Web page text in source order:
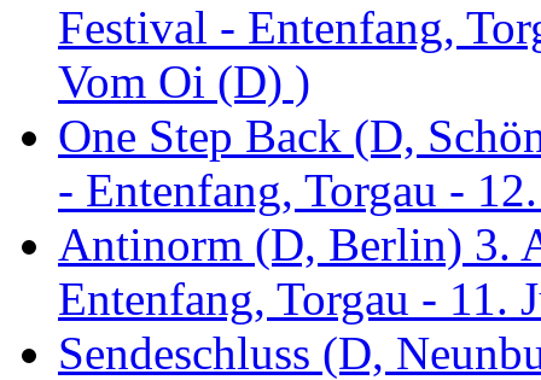
Festival - Entenfang,
Vom Oi (D) )
One Step Back (D,
- Entenfang, Torgau -
Antinorm (D, Berlin) 3.
Entenfang, Torgau -
Sendeschluss (D,